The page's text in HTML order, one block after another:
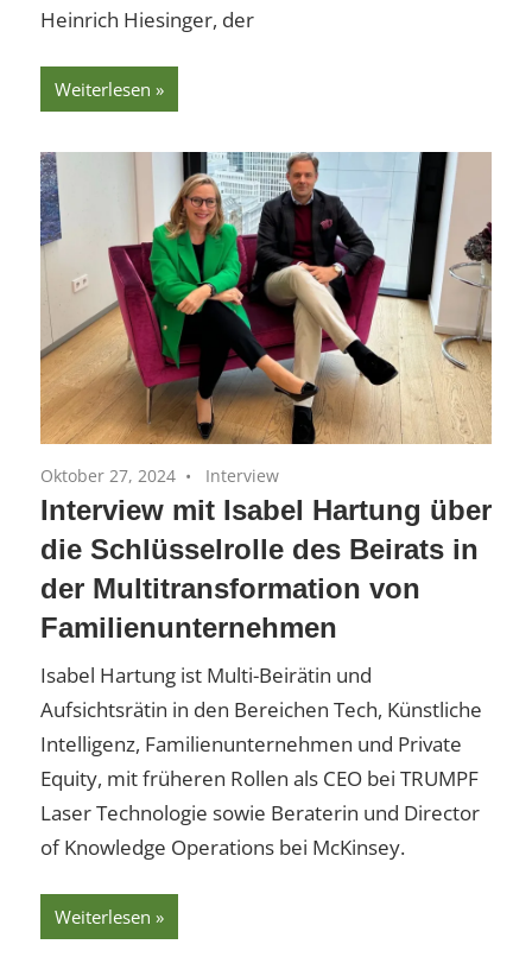
Heinrich Hiesinger, der
Weiterlesen
Oktober 27, 2024 Interview
Interview mit Isabel Hartung über
die Schlüsselrolle des Beirats in
der Multitransformation von
Familienunternehmen
Isabel Hartung ist Multi-Beirätin und
Aufsichtsrätin in den Bereichen Tech, Künstliche
Intelligenz, Familienunternehmen und Private
Equity, mit früheren Rollen als CEO bei TRUMPF
Laser Technologie sowie Beraterin und Director
of Knowledge Operations bei McKinsey.
Weiterlesen